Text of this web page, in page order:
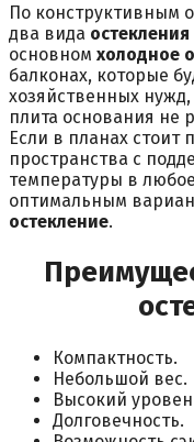
По конструктивным
два вида остекления
основном холодное
балконах, которые
хозяйственных нужд,
плита основания не
Если в планах стоит
пространства с
температуры в
оптимальным
остекление.
Компактность.
Небольшой вес.
Высокий
Долговечность.